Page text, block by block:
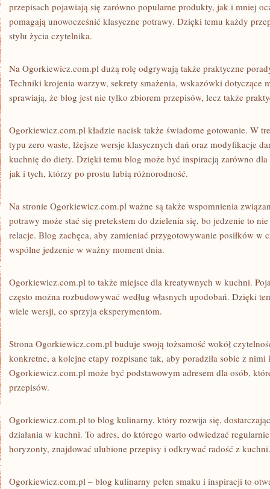
przepisach pojawiają się zarówno popularne produkty, jak i mniej
pomagają unowocześnić klasyczne potrawy. Dzięki temu każdy
stylu życia czytelnika.
Na Ogorkiewicz.com.pl dużą rolę odgrywają także praktyczne
Techniki krojenia warzyw, sekrety smażenia, wskazówki dotyczące
sprawiają, że blog jest nie tylko zbiorem przepisów, lecz także
Ogorkiewicz.com.pl kładzie nacisk także świadome gotowanie. W
typu zero waste, lżejsze wersje klasycznych dań oraz modyfikacje
kuchnię do diety. Dzięki temu blog może być inspiracją zarówno
jak i tych, którzy po prostu lubią różnorodność.
Na stronie Ogorkiewicz.com.pl ważne są także wspomnienia
potrawy może stać się pretekstem do dzielenia się, bo jedzenie to
relacje. Blog zachęca, aby zamieniać przygotowywanie posiłków w
wspólne jedzenie w ważny moment dnia.
Ogorkiewicz.com.pl to także miejsce dla kreatywnych w kuchni.
często można rozbudowywać według własnych upodobań. Dzięki
wiele wersji, co sprzyja eksperymentom.
Strona Ogorkiewicz.com.pl buduje swoją tożsamość wokół
konkretne, a kolejne etapy rozpisane tak, aby poradziła sobie z
Ogorkiewicz.com.pl może być podstawowym adresem dla osób,
przepisów.
Ogorkiewicz.com.pl to blog kulinarny, który rozwija się,
działania w kuchni. To adres, do którego warto odwiedzać
horyzonty, znajdować ulubione przepisy i odkrywać radość z kuchni.
Ogorkiewicz.com.pl – blog kulinarny pełen smaku i inspiracji to